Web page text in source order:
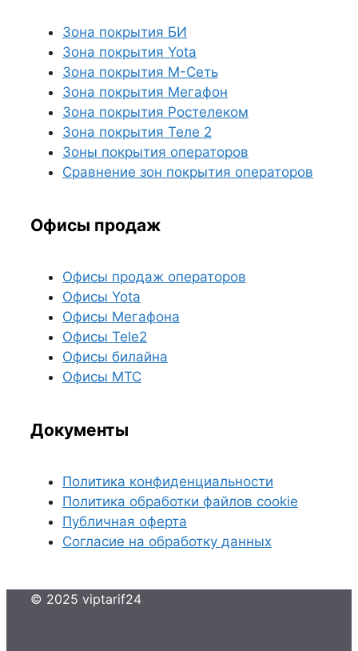
Зона покрытия БИ
Зона покрытия Yota
Зона покрытия М-Сеть
Зона покрытия Мегафон
Зона покрытия Ростелеком
Зона покрытия Теле 2
Зоны покрытия операторов
Сравнение зон покрытия операторов
Офисы продаж
Офисы продаж операторов
Офисы Yota
Офисы Мегафона
Офисы Tele2
Офисы билайна
Офисы МТС
Документы
Политика конфиденциальности
Политика обработки файлов cookie
Публичная оферта
Согласие на обработку данных
© 2025 viptarif24